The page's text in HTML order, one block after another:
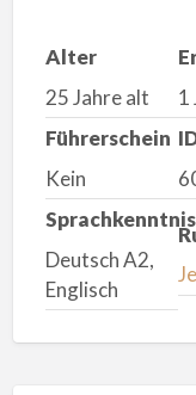
Alter
25 Jahre alt
1
Führerschein
Kein
Deutsch A2,
Englisch